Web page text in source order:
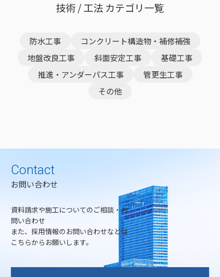
技術 / 工法 カテゴリ一覧
防水工事
コンクリート構造物・補修補強
地盤改良工事
斜面安定工事
基礎工事
推進・アンダーパス工事
管更生工事
その他
Contact
お問い合わせ
資料請求や施工についてのご相談・お
問い合わせ
また、採用情報のお問い合わせなどは
こちらからお願いします。